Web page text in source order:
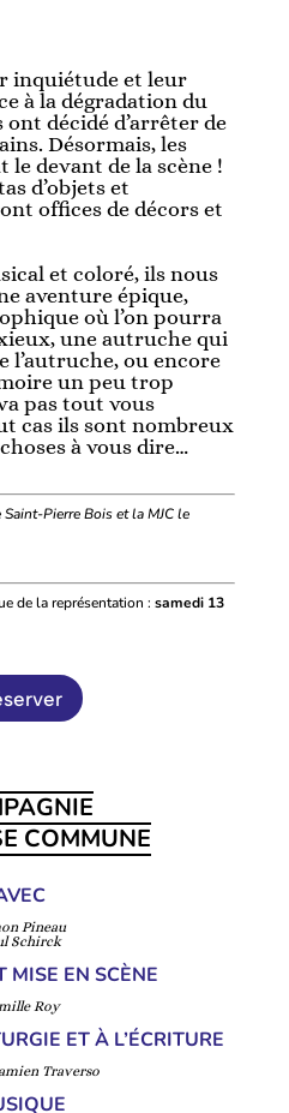
inquiétude et leur
à la dégradation du
décidé d’arrêter de
Désormais, les
devant de la scène !
d’objets et
offices de décors et
et coloré, ils nous
aventure épique,
où l’on pourra
une autruche qui
l’autruche, ou encore
un peu trop
pas tout vous
cas ils sont nombreux
à vous dire…
Pierre Bois et la MJC le
de la représentation : samedi 13
COMMUNE
Pineau
Schirck
MISE EN SCÈNE
Roy
ET À L’ÉCRITURE
Traverso